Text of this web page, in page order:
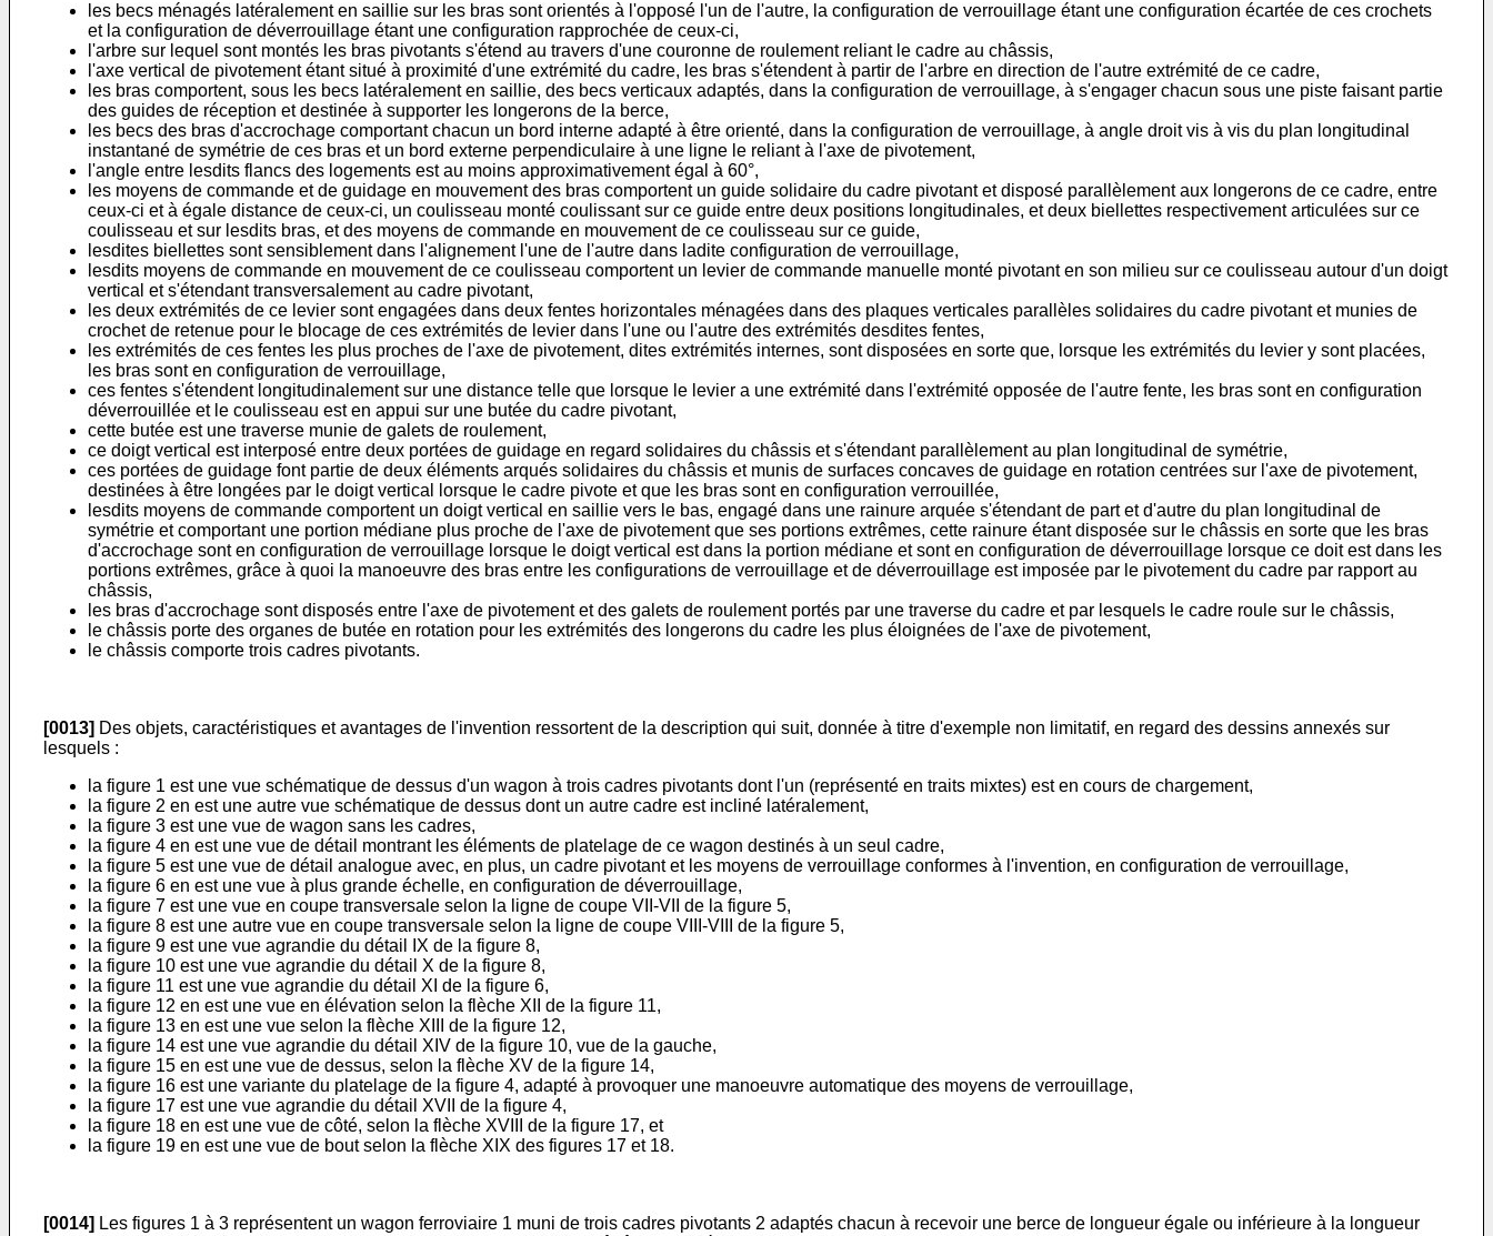
les becs ménagés latéralement en saillie sur les bras sont orientés à l'opposé l'un de l'autre, la configuration de verrouillage étant une configuration écartée de ces crochets
et la configuration de déverrouillage étant une configuration rapprochée de ceux-ci,
l'arbre sur lequel sont montés les bras pivotants s'étend au travers d'une couronne de roulement reliant le cadre au châssis,
l'axe vertical de pivotement étant situé à proximité d'une extrémité du cadre, les bras s'étendent à partir de l'arbre en direction de l'autre extrémité de ce cadre,
les bras comportent, sous les becs latéralement en saillie, des becs verticaux adaptés, dans la configuration de verrouillage, à s'engager chacun sous une piste faisant partie
des guides de réception et destinée à supporter les longerons de la berce,
les becs des bras d'accrochage comportant chacun un bord interne adapté à être orienté, dans la configuration de verrouillage, à angle droit vis à vis du plan longitudinal
instantané de symétrie de ces bras et un bord externe perpendiculaire à une ligne le reliant à l'axe de pivotement,
l'angle entre lesdits flancs des logements est au moins approximativement égal à 60°,
les moyens de commande et de guidage en mouvement des bras comportent un guide solidaire du cadre pivotant et disposé parallèlement aux longerons de ce cadre, entre
ceux-ci et à égale distance de ceux-ci, un coulisseau monté coulissant sur ce guide entre deux positions longitudinales, et deux biellettes respectivement articulées sur ce
coulisseau et sur lesdits bras, et des moyens de commande en mouvement de ce coulisseau sur ce guide,
lesdites biellettes sont sensiblement dans l'alignement l'une de l'autre dans ladite configuration de verrouillage,
lesdits moyens de commande en mouvement de ce coulisseau comportent un levier de commande manuelle monté pivotant en son milieu sur ce coulisseau autour d'un doigt
vertical et s'étendant transversalement au cadre pivotant,
les deux extrémités de ce levier sont engagées dans deux fentes horizontales ménagées dans des plaques verticales parallèles solidaires du cadre pivotant et munies de
crochet de retenue pour le blocage de ces extrémités de levier dans l'une ou l'autre des extrémités desdites fentes,
les extrémités de ces fentes les plus proches de l'axe de pivotement, dites extrémités internes, sont disposées en sorte que, lorsque les extrémités du levier y sont placées,
les bras sont en configuration de verrouillage,
ces fentes s'étendent longitudinalement sur une distance telle que lorsque le levier a une extrémité dans l'extrémité opposée de l'autre fente, les bras sont en configuration
déverrouillée et le coulisseau est en appui sur une butée du cadre pivotant,
cette butée est une traverse munie de galets de roulement,
ce doigt vertical est interposé entre deux portées de guidage en regard solidaires du châssis et s'étendant parallèlement au plan longitudinal de symétrie,
ces portées de guidage font partie de deux éléments arqués solidaires du châssis et munis de surfaces concaves de guidage en rotation centrées sur l'axe de pivotement,
destinées à être longées par le doigt vertical lorsque le cadre pivote et que les bras sont en configuration verrouillée,
lesdits moyens de commande comportent un doigt vertical en saillie vers le bas, engagé dans une rainure arquée s'étendant de part et d'autre du plan longitudinal de
symétrie et comportant une portion médiane plus proche de l'axe de pivotement que ses portions extrêmes, cette rainure étant disposée sur le châssis en sorte que les bras
d'accrochage sont en configuration de verrouillage lorsque le doigt vertical est dans la portion médiane et sont en configuration de déverrouillage lorsque ce doit est dans les
portions extrêmes, grâce à quoi la manoeuvre des bras entre les configurations de verrouillage et de déverrouillage est imposée par le pivotement du cadre par rapport au
châssis,
les bras d'accrochage sont disposés entre l'axe de pivotement et des galets de roulement portés par une traverse du cadre et par lesquels le cadre roule sur le châssis,
le châssis porte des organes de butée en rotation pour les extrémités des longerons du cadre les plus éloignées de l'axe de pivotement,
le châssis comporte trois cadres pivotants.
[0013] Des objets, caractéristiques et avantages de l'invention ressortent de la description qui suit, donnée à titre d'exemple non limitatif, en regard des dessins annexés sur
lesquels :
la figure 1 est une vue schématique de dessus d'un wagon à trois cadres pivotants dont l'un (représenté en traits mixtes) est en cours de chargement,
la figure 2 en est une autre vue schématique de dessus dont un autre cadre est incliné latéralement,
la figure 3 est une vue de wagon sans les cadres,
la figure 4 en est une vue de détail montrant les éléments de platelage de ce wagon destinés à un seul cadre,
la figure 5 est une vue de détail analogue avec, en plus, un cadre pivotant et les moyens de verrouillage conformes à l'invention, en configuration de verrouillage,
la figure 6 en est une vue à plus grande échelle, en configuration de déverrouillage,
la figure 7 est une vue en coupe transversale selon la ligne de coupe VII-VII de la figure 5,
la figure 8 est une autre vue en coupe transversale selon la ligne de coupe VIII-VIII de la figure 5,
la figure 9 est une vue agrandie du détail IX de la figure 8,
la figure 10 est une vue agrandie du détail X de la figure 8,
la figure 11 est une vue agrandie du détail XI de la figure 6,
la figure 12 en est une vue en élévation selon la flèche XII de la figure 11,
la figure 13 en est une vue selon la flèche XIII de la figure 12,
la figure 14 est une vue agrandie du détail XIV de la figure 10, vue de la gauche,
la figure 15 en est une vue de dessus, selon la flèche XV de la figure 14,
la figure 16 est une variante du platelage de la figure 4, adapté à provoquer une manoeuvre automatique des moyens de verrouillage,
la figure 17 est une vue agrandie du détail XVII de la figure 4,
la figure 18 en est une vue de côté, selon la flèche XVIII de la figure 17, et
la figure 19 en est une vue de bout selon la flèche XIX des figures 17 et 18.
[0014] Les figures 1 à 3 représentent un wagon ferroviaire 1 muni de trois cadres pivotants 2 adaptés chacun à recevoir une berce de longueur égale ou inférieure à la longueur